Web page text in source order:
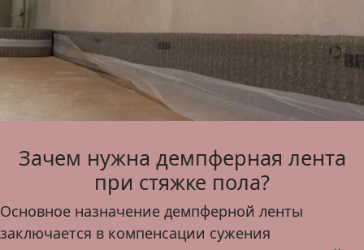
Зачем нужна демпферная лента
при стяжке пола?
Основное назначение демпферной ленты
заключается в компенсации сужения